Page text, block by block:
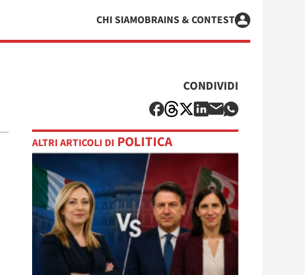
CHI SIAMOBRAINS & CONTEST
CONDIVIDI
ALTRI ARTICOLI DI POLITICA